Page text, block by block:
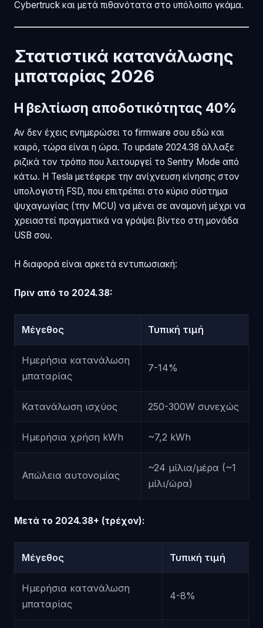
Cybertruck και μετά πιθανότατα στο υπόλοιπο γκάμα.
Στατιστικά κατανάλωσης
μπαταρίας 2026
Η βελτίωση αποδοτικότητας 40%
Αν δεν έχεις ενημερώσει το firmware σου εδώ και
καιρό, τώρα είναι η ώρα. Το update 2024.38 άλλαξε
ριζικά τον τρόπο που λειτουργεί το Sentry Mode από
κάτω. Η Tesla μετέφερε την ανίχνευση κίνησης στον
υπολογιστή FSD, που επιτρέπει στο κύριο σύστημα
ψυχαγωγίας (την MCU) να μένει σε αναμονή μέχρι να
χρειαστεί πραγματικά να γράψει βίντεο στη μονάδα
USB σου.
Η διαφορά είναι αρκετά εντυπωσιακή:
Πριν από το 2024.38:
Μέγεθος Τυπική τιμή
Ημερήσια κατανάλωση
μπαταρίας
7-14%
Κατανάλωση ισχύος 250-300W συνεχώς
Ημερήσια χρήση kWh ~7,2 kWh
Απώλεια αυτονομίας
~24 μίλια/μέρα (~1
μίλι/ώρα)
Μετά το 2024.38+ (τρέχον):
Μέγεθος Τυπική τιμή
Ημερήσια κατανάλωση
μπαταρίας
4-8%